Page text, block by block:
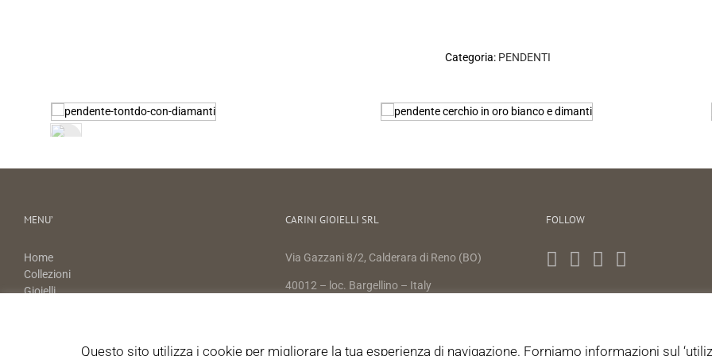
Categoria: PENDENTI
MENU’
Home
Collezioni
Gioielli
COOKIE E PRIVACY POLICY
CARINI GIOIELLI SRL
Via Gazzani 8/2, Calderara di Reno (BO)
40012 – loc. Bargellino – Italy
FOLLOW
Questo sito utilizza i cookie per migliorare la tua esperienza di navigazione. Forniamo informazioni sul